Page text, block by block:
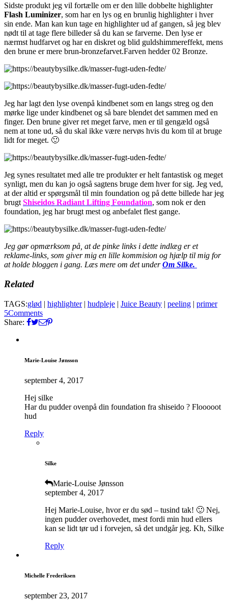
Sidste produkt jeg vil fortælle om er den lille dobbelte highlighter
Flash Luminizer, som har en lys og en brunlig highlighter i hver
sin ende. Man kan kun tage en highlighter ud af gangen, så jeg blev
nødt til at tage flere billeder så du kan se farverne. Den lyse er
nærmst hudfarvet og har en diskret og blid guldshimmereffekt, mens
den brune er mere brun-bronzefarvet.Farven hedder 02 Bronze.
Jeg har lagt den lyse ovenpå kindbenet som en langs streg og den
mørke lige under kindbenet og så bare blendet det sammen med en
finger. Den brune giver ret meget farve, men er til gengæld også
nem at tone ud, så du skal ikke være nervøs hvis du kom til at bruge
lidt for meget. 🙂
Jeg synes resultatet med alle tre produkter er helt fantastisk og meget
synligt, men du kan jo også sagtens bruge dem hver for sig. Jeg ved,
at der altid er spørgsmål til min foundation og på dette billede har jeg
brugt Shiseidos Radiant Lifting Foundation, som nok er den
foundation, jeg har brugt mest og anbefalet flest gange.
Jeg gør opmærksom på, at de pinke links i dette indlæg er et
reklame-links, som giver mig en lille kommision og hjælp til mig for
at holde bloggen i gang. Læs mere om det underOm Silke.
Related
TAGS:glød | highlighter| hudpleje | Juice Beauty | peeling | primer
5Comments
Share:
Marie-Louise Jønsson
september 4, 2017
Hej silke
Har du pudder ovenpå din foundation fra shiseido ? Flooooot
hud
Reply
Silke
Marie-Louise Jønsson
september 4, 2017
Hej Marie-Louise, hvor er du sød – tusind tak! 🙂 Nej,
ingen pudder overhovedet, mest fordi min hud ellers
kan se lidt tør ud i forvejen, så det undgår jeg. Kh, Silke
Reply
Michelle Frederiksen
september 23, 2017